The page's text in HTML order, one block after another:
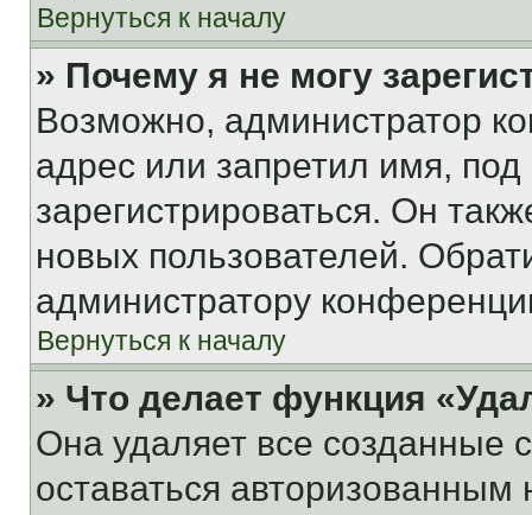
Вернуться к началу
» Почему я не могу
Возможно, администратор
адрес или запретил имя,
зарегистрироваться. Он
новых пользователей.
администратору
Вернуться к началу
» Что делает функция
Она удаляет все созданные
оставаться